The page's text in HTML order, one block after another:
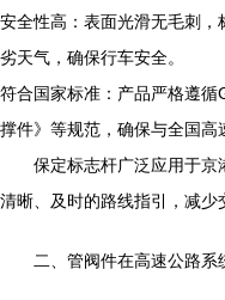
安全性高：表面光滑无毛刺
劣天气，确保行车安全。
符合国家标准：产品严格遵
撑件》等规范，确保与全国高
保定标志杆广泛应用于
清晰、及时的路线指引，减少
二、管阀件在高速公路系